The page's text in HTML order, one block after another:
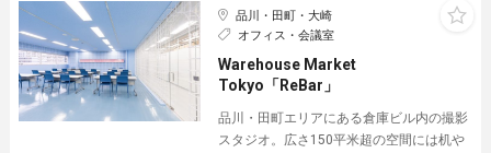
品川・田町・大崎
オフィス・会議室
Warehouse Market
Tokyo「ReBar」
品川・田町エリアにある倉庫ビル内の撮影
スタジオ。広さ150平米超の空間には机や